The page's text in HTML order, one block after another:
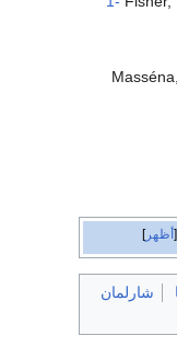
أظهر
شارلمان